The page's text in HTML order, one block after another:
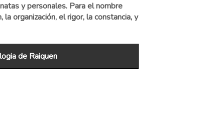
y personales. Para el nombre
organización, el rigor, la constancia, y
de Raiquen